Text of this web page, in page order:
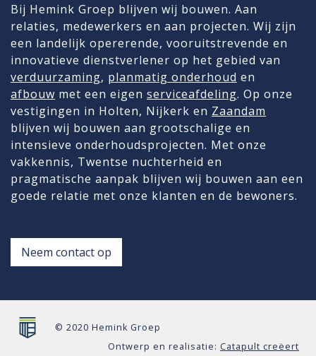
Bij Hemink Groep blijven wij bouwen. Aan
relaties, medewerkers en aan projecten. Wij zijn
een landelijk opererende, vooruitstrevende en
innovatieve dienstverlener op het gebied van
verduurzaming, planmatig onderhoud en
afbouw met een eigen serviceafdeling. Op onze
vestigingen in Holten, Nijkerk en Zaandam
blijven wij bouwen aan grootschalige en
intensieve onderhoudsprojecten. Met onze
vakkennis, Twentse nuchterheid en
pragmatische aanpak blijven wij bouwen aan een
goede relatie met onze klanten en de bewoners.
Neem contact op
© 2020 Hemink Groep
Ontwerp en realisatie: Catapult creëert